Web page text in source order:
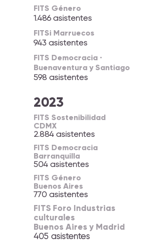
FITS Género
1.486 asistentes
FITSi Marruecos
943 asistentes
FITS Democracia ·
Buenaventura y Santiago
598 asistentes
2023
FITS Sostenibilidad
CDMX
2.884 asistentes
FITS Democracia
Barranquilla
504 asistentes
FITS Género
Buenos Aires
770 asistentes
FITS Foro Industrias
culturales
Buenos Aires y Madrid
405 asistentes